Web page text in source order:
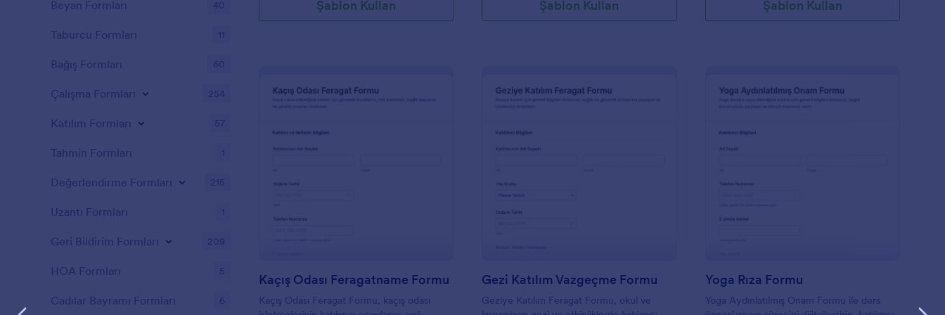
Şablon Kullan Şablon Kullan Şablon Kullan
Kaçış Odası Feragatname Formu
Kaçış Odası Feragat Formu, kaçış odası
Gezi Katılım Vazgeçme Formu
Geziye Katılım Feragat Formu, okul ve
Yoga Rıza Formu
Yoga Aydınlatılmış Onam Formu ile ders
Beyan Formları 40
Taburcu Formları 11
Bağış Formları 60
Çalışma Formları 254
Katılım Formları 57
Tahmin Formları 1
Değerlendirme Formları 215
Uzantı Formları 1
Geri Bildirim Formları 209
HOA Formları 5
Cadılar Bayramı Formları 6